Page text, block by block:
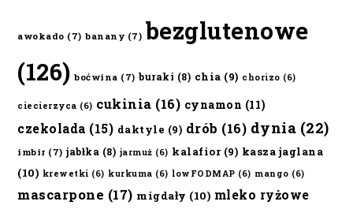
awokado (7) banany (7) bezglutenowe
(126) boćwina (7) buraki (8) chia (9) chorizo (6)
ciecierzyca (6) cukinia (16) cynamon (11)
czekolada (15) daktyle (9) drób (16) dynia (22)
imbir (7) jabłka (8) jarmuż (6) kalafior(9) kasza jaglana
(10) krewetki (6) kurkuma (6) lowFODMAP (6) mango (6)
mascarpone (17) migdały (10) mleko ryżowe